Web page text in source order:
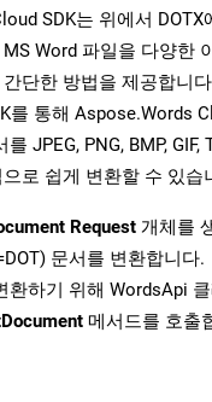
SDK는 위에서 DOTX
Word 파일을 다양한
단한 방법을 제공합니
를 통해 Aspose.Words
JPEG, PNG, BMP, GIF,
로 쉽게 변환할 수 있습
Request 개체를
문서를 변환합니다.
환하기 위해 WordsApi
메서드를 호출